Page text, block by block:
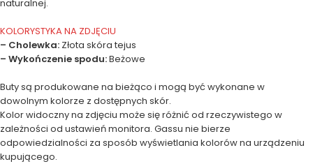
naturalnej.
KOLORYSTYKA NA ZDJĘCIU
– Cholewka: Złota skóra tejus
– Wykończenie spodu:Beżowe
Buty są produkowane na bieżąco i mogą być wykonane w
dowolnym kolorze z dostępnych skór.
Kolor widoczny na zdjęciu może się różnić od rzeczywistego w
zależności od ustawień monitora. Gassu nie bierze
odpowiedzialności za sposób wyświetlania kolorów na urządzeniu
kupującego.